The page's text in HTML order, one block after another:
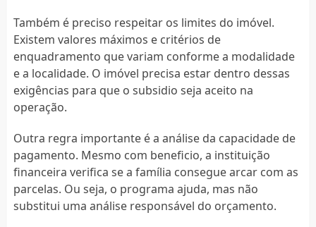
Também é preciso respeitar os limites do imóvel.
Existem valores máximos e critérios de
enquadramento que variam conforme a modalidade
e a localidade. O imóvel precisa estar dentro dessas
exigências para que o subsidio seja aceito na
operação.
Outra regra importante é a análise da capacidade de
pagamento. Mesmo com beneficio, a instituição
financeira verifica se a família consegue arcar com as
parcelas. Ou seja, o programa ajuda, mas não
substitui uma análise responsável do orçamento.